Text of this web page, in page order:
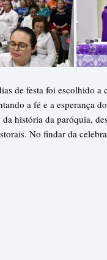
de festa foi escolhido
a fé e a esperança
história da paróquia,
No findar da